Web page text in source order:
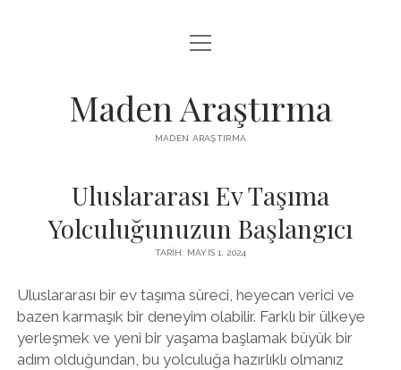
LISTE
SAYFA LISTESI
menüyü
aç
Maden Araştırma
MADEN ARAŞTIRMA
Uluslararası Ev Taşıma
Yolculuğunuzun Başlangıcı
TARIH: MAYIS 1, 2024
Uluslararası bir ev taşıma süreci, heyecan verici ve
bazen karmaşık bir deneyim olabilir. Farklı bir ülkeye
yerleşmek ve yeni bir yaşama başlamak büyük bir
adım olduğundan, bu yolculuğa hazırlıklı olmanız